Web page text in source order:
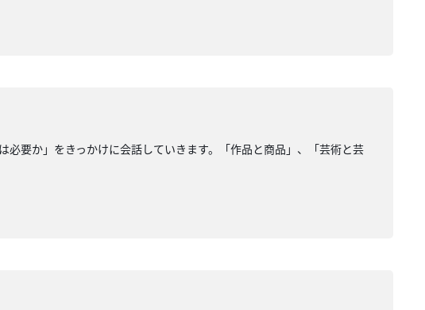
要か」をきっかけに会話していきます。「作品と商品」、「芸術と芸